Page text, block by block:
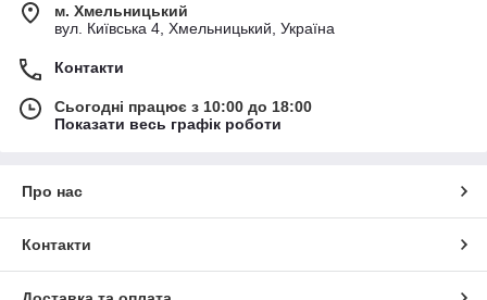
м. Хмельницький
вул. Київська 4, Хмельницький, Україна
Контакти
Сьогодні працює з 10:00 до 18:00
Показати весь графік роботи
Про нас
Контакти